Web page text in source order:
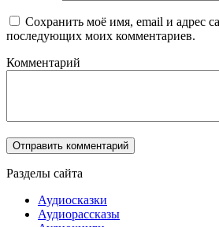
Сохранить моё имя, email и адрес
последующих моих комментариев.
Комментарий
Разделы сайта
Аудиосказки
Аудиорассказы